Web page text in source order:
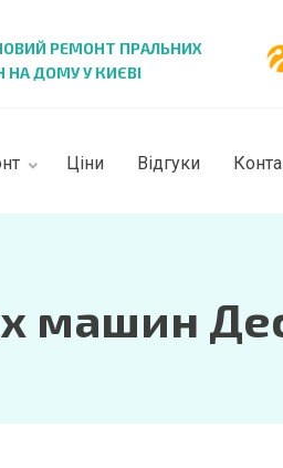
РЕМОНТ ПРАЛЬНИХ
ДОМУ У КИЄВІ
Ціни Відгуки
машин